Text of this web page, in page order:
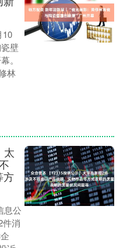
10
壁
。
林
太
方
息公
件消